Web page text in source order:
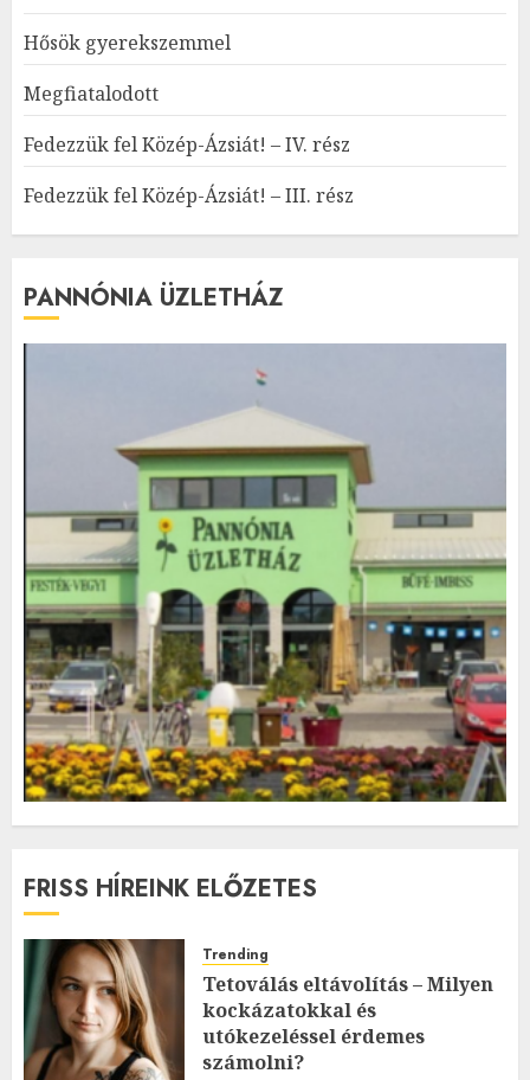
Hősök gyerekszemmel
Megfiatalodott
Fedezzük fel Közép-Ázsiát! – IV. rész
Fedezzük fel Közép-Ázsiát! – III. rész
PANNÓNIA ÜZLETHÁZ
FRISS HÍREINK ELŐZETES
Trending
Tetoválás eltávolítás – Milyen
kockázatokkal és
utókezeléssel érdemes
számolni?